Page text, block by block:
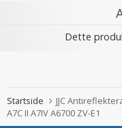
Dette
Startside
JJC
A7C II A7IV A6700 ZV-E1